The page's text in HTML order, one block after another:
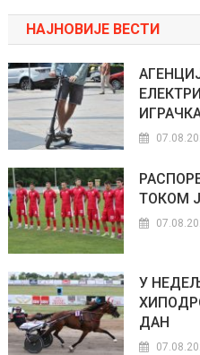
НАЈНОВИЈЕ ВЕСТИ
ТОКОМ
У
ДАН